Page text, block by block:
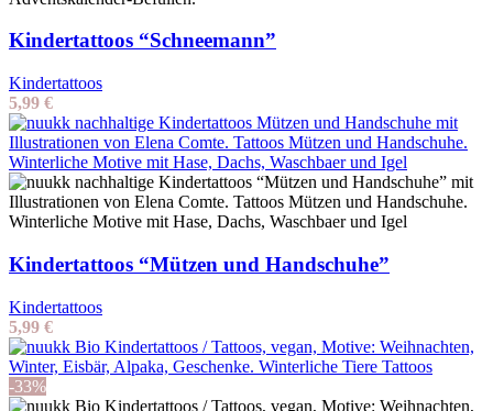
Kindertattoos “Schneemann”
Kindertattoos
5,99 €
Kindertattoos “Mützen und Handschuhe”
Kindertattoos
5,99 €
-33%